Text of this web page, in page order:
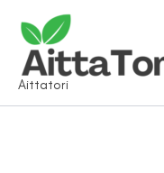
sisältöön
Aittatori